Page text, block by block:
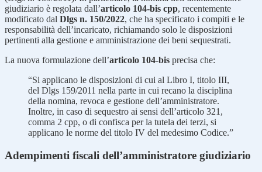
giudiziario è regolata dall’articolo 104-bis cpp, recentemente
modificato dal Dlgs n. 150/2022, che ha specificato i compiti e le
responsabilità dell’incaricato, richiamando solo le disposizioni
pertinenti alla gestione e amministrazione dei beni sequestrati.
La nuova formulazione dell’articolo 104-bis precisa che:
“Si applicano le disposizioni di cui al Libro I, titolo III,
del Dlgs 159/2011 nella parte in cui recano la disciplina
della nomina, revoca e gestione dell’amministratore.
Inoltre, in caso di sequestro ai sensi dell’articolo 321,
comma 2 cpp, o di confisca per la tutela dei terzi, si
applicano le norme del titolo IV del medesimo Codice.”
Adempimenti fiscali dell’amministratore giudiziario